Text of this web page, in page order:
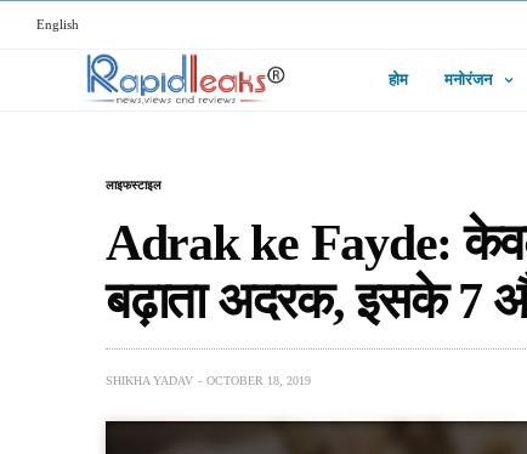
English
होम मनोरंजन
लाइफस्टाइल
Adrak ke Fayde:
बढ़ाता अदरक, इसके 7
SHIKHA YADAV OCTOBER 18, 2019